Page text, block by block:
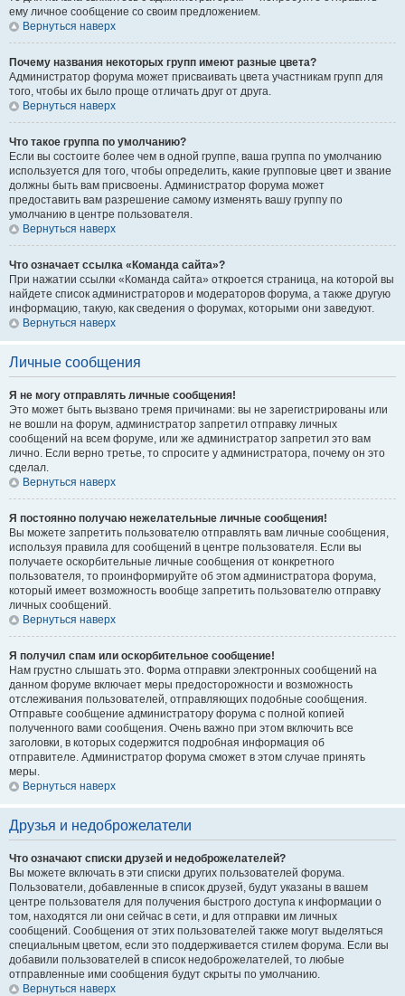
ему личное сообщение со своим предложением.
Вернуться наверх
Почему названия некоторых групп имеют разные цвета?
Администратор форума может присваивать цвета участникам групп для
того, чтобы их было проще отличать друг от друга.
Вернуться наверх
Что такое группа по умолчанию?
Если вы состоите более чем в одной группе, ваша группа по умолчанию
используется для того, чтобы определить, какие групповые цвет и звание
должны быть вам присвоены. Администратор форума может
предоставить вам разрешение самому изменять вашу группу по
умолчанию в центре пользователя.
Вернуться наверх
Что означает ссылка «Команда сайта»?
При нажатии ссылки «Команда сайта» откроется страница, на которой вы
найдете список администраторов и модераторов форума, а также другую
информацию, такую, как сведения о форумах, которыми они заведуют.
Вернуться наверх
Личные сообщения
Я не могу отправлять личные сообщения!
Это может быть вызвано тремя причинами: вы не зарегистрированы или
не вошли на форум, администратор запретил отправку личных
сообщений на всем форуме, или же администратор запретил это вам
лично. Если верно третье, то спросите у администратора, почему он это
сделал.
Вернуться наверх
Я постоянно получаю нежелательные личные сообщения!
Вы можете запретить пользователю отправлять вам личные сообщения,
используя правила для сообщений в центре пользователя. Если вы
получаете оскорбительные личные сообщения от конкретного
пользователя, то проинформируйте об этом администратора форума,
который имеет возможность вообще запретить пользователю отправку
личных сообщений.
Вернуться наверх
Я получил спам или оскорбительное сообщение!
Нам грустно слышать это. Форма отправки электронных сообщений на
данном форуме включает меры предосторожности и возможность
отслеживания пользователей, отправляющих подобные сообщения.
Отправьте сообщение администратору форума с полной копией
полученного вами сообщения. Очень важно при этом включить все
заголовки, в которых содержится подробная информация об
отправителе. Администратор форума сможет в этом случае принять
меры.
Вернуться наверх
Друзья и недоброжелатели
Что означают списки друзей и недоброжелателей?
Вы можете включать в эти списки других пользователей форума.
Пользователи, добавленные в список друзей, будут указаны в вашем
центре пользователя для получения быстрого доступа к информации о
том, находятся ли они сейчас в сети, и для отправки им личных
сообщений. Сообщения от этих пользователей также могут выделяться
специальным цветом, если это поддерживается стилем форума. Если вы
добавили пользователей в список недоброжелателей, то любые
отправленные ими сообщения будут скрыты по умолчанию.
Вернуться наверх